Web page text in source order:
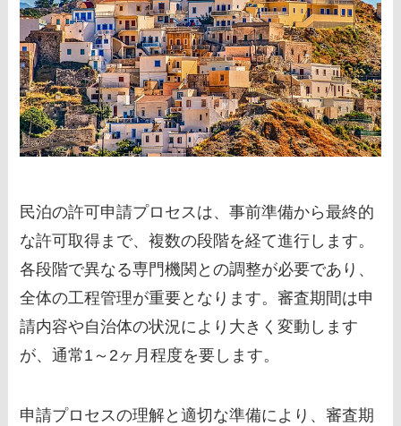
民泊の許可申請プロセスは、事前準備から最終的
な許可取得まで、複数の段階を経て進行します。
各段階で異なる専門機関との調整が必要であり、
全体の工程管理が重要となります。審査期間は申
請内容や自治体の状況により大きく変動します
が、通常1～2ヶ月程度を要します。
申請プロセスの理解と適切な準備により、審査期